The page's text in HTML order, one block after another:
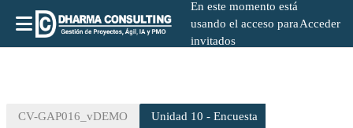
En este momento está
usando el acceso para
invitados
Acceder
CV-GAP016_vDEMO Unidad 10 - Encuesta